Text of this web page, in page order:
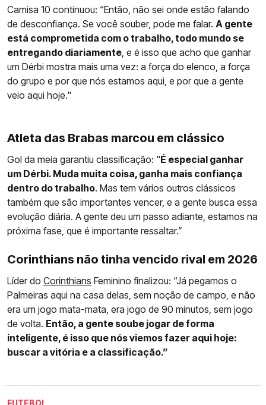
Camisa 10 continuou: “Então, não sei onde estão falando
de desconfiança. Se você souber, pode me falar. A gente
está comprometida com o trabalho, todo mundo se
entregando diariamente, e é isso que acho que ganhar
um Dérbi mostra mais uma vez: a força do elenco, a força
do grupo e por que nós estamos aqui, e por que a gente
veio aqui hoje."
Atleta das Brabas marcou em clássico
Gol da meia garantiu classificação: "É especial ganhar
um Dérbi. Muda muita coisa, ganha mais confiança
dentro do trabalho. Mas tem vários outros clássicos
também que são importantes vencer, e a gente busca essa
evolução diária. A gente deu um passo adiante, estamos na
próxima fase, que é importante ressaltar.”
Corinthians não tinha vencido rival em 2026
Líder do Corinthians Feminino finalizou: “Já pegamos o
Palmeiras aqui na casa delas, sem noção de campo, e não
era um jogo mata-mata, era jogo de 90 minutos, sem jogo
de volta. Então, a gente soube jogar de forma
inteligente, é isso que nós viemos fazer aqui hoje:
buscar a vitória e a classificação.”